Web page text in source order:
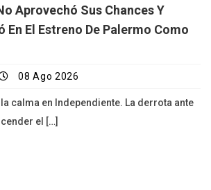
Aprovechó Sus Chances Y
En El Estreno De Palermo Como
08 Ago 2026
calma en Independiente. La derrota ante
el […]